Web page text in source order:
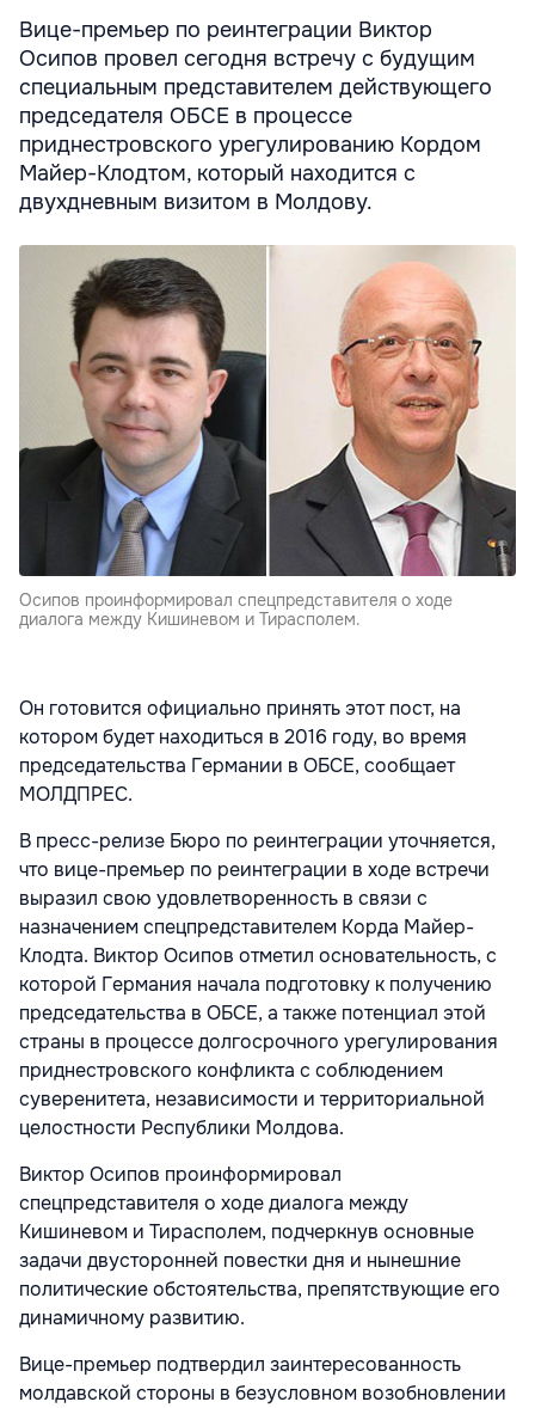
Вице-премьер по реинтеграции Виктор
Осипов провел сегодня встречу с будущим
специальным представителем действующего
председателя ОБСЕ в процессе
приднестровского урегулированию Кордом
Майер-Клодтом, который находится с
двухдневным визитом в Молдову.
Осипов проинформировал спецпредставителя о ходе
диалога между Кишиневом и Тирасполем.
Он готовится официально принять этот пост, на
котором будет находиться в 2016 году, во время
председательства Германии в ОБСЕ, сообщает
МОЛДПРЕС.
В пресс-релизе Бюро по реинтеграции уточняется,
что вице-премьер по реинтеграции в ходе встречи
выразил свою удовлетворенность в связи с
назначением спецпредставителем Корда Майер-
Клодта. Виктор Осипов отметил основательность, с
которой Германия начала подготовку к получению
председательства в ОБСЕ, а также потенциал этой
страны в процессе долгосрочного урегулирования
приднестровского конфликта с соблюдением
суверенитета, независимости и территориальной
целостности Республики Молдова.
Виктор Осипов проинформировал
спецпредставителя о ходе диалога между
Кишиневом и Тирасполем, подчеркнув основные
задачи двусторонней повестки дня и нынешние
политические обстоятельства, препятствующие его
динамичному развитию.
Вице-премьер подтвердил заинтересованность
молдавской стороны в безусловном возобновлении